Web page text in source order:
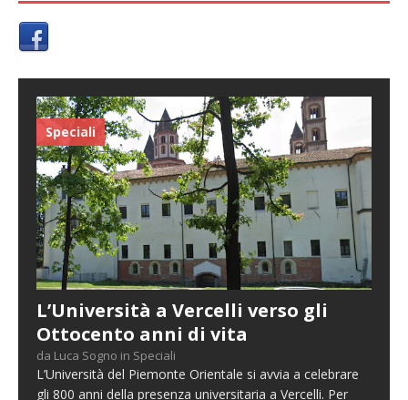
Speciali
L’Università a Vercelli verso gli
Ottocento anni di vita
da Luca Sogno in Speciali
L’Università del Piemonte Orientale si avvia a celebrare
gli 800 anni della presenza universitaria a Vercelli. Per